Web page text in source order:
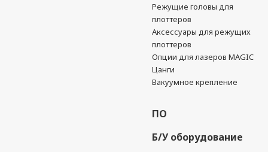
Режущие головы для
плоттеров
Аксессуары для режущих
плоттеров
Опции для лазеров MAGIC
Цанги
Вакуумное крепление
ПО
Б/У оборудование